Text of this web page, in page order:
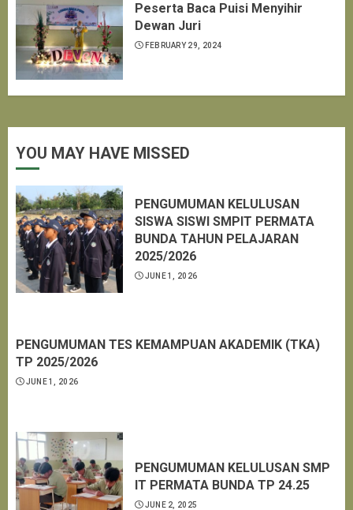
Peserta Baca Puisi Menyihir
Dewan Juri
FEBRUARY 29, 2024
YOU MAY HAVE MISSED
PENGUMUMAN KELULUSAN
SISWA SISWI SMPIT PERMATA
BUNDA TAHUN PELAJARAN
2025/2026
JUNE 1, 2026
PENGUMUMAN TES KEMAMPUAN AKADEMIK (TKA)
TP 2025/2026
JUNE 1, 2026
PENGUMUMAN KELULUSAN SMP
IT PERMATA BUNDA TP 24.25
JUNE 2, 2025